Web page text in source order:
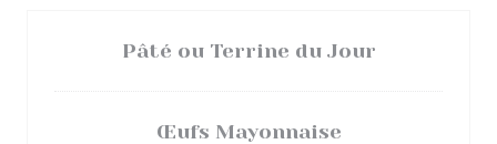
Pâté ou Terrine du Jour
Œufs Mayonnaise